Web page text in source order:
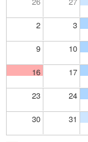
2 3
9 10
16 17
23 24
30 31